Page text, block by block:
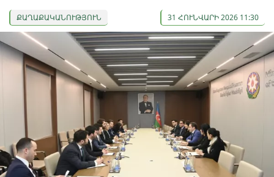
ՔԱՂԱՔԱԿԱՆՈՒԹՅՈՒՆ 31 ՀՈՒՆՎԱՐԻ 2026 11:30